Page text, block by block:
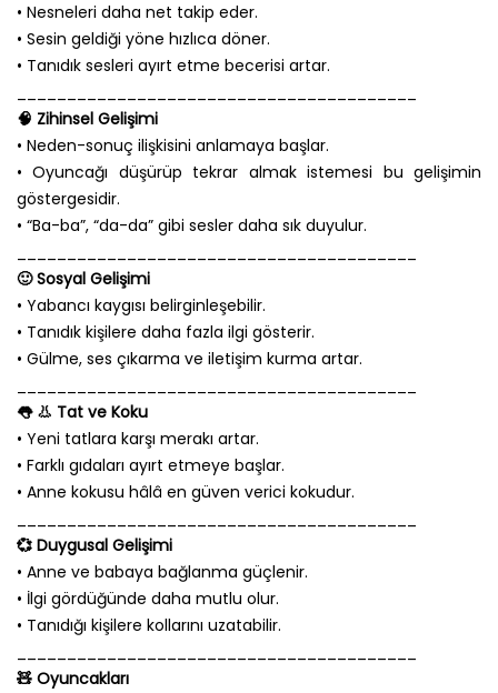
• Nesneleri daha net takip eder.
• Sesin geldiği yöne hızlıca döner.
• Tanıdık sesleri ayırt etme becerisi artar.
🧠 Zihinsel Gelişimi
• Neden-sonuç ilişkisini anlamaya başlar.
• Oyuncağı düşürüp tekrar almak istemesi bu gelişimin
göstergesidir.
• “Ba-ba”, “da-da” gibi sesler daha sık duyulur.
🙂 Sosyal Gelişimi
• Yabancı kaygısı belirginleşebilir.
• Tanıdık kişilere daha fazla ilgi gösterir.
• Gülme, ses çıkarma ve iletişim kurma artar.
👅 👃 Tat ve Koku
• Yeni tatlara karşı merakı artar.
• Farklı gıdaları ayırt etmeye başlar.
• Anne kokusu hâlâ en güven verici kokudur.
💞 Duygusal Gelişimi
• Anne ve babaya bağlanma güçlenir.
• İlgi gördüğünde daha mutlu olur.
• Tanıdığı kişilere kollarını uzatabilir.
🧸 Oyuncakları